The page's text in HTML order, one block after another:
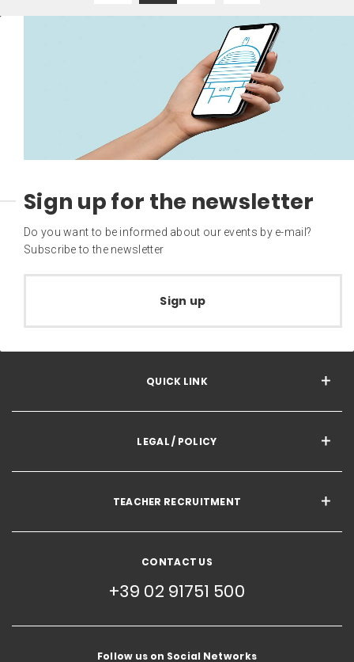
Sign up for the newsletter
Do you want to be informed about our events by e-mail?
Subscribe to the newsletter
Sign up
QUICK LINK
LEGAL / POLICY
TEACHER RECRUITMENT
CONTACT US
+39 02 91751 500
Follow us on Social Networks